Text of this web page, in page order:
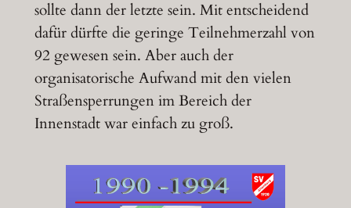
sollte dann der letzte sein. Mit entscheidend
dafür dürfte die geringe Teilnehmerzahl von
92 gewesen sein. Aber auch der
organisatorische Aufwand mit den vielen
Straßensperrungen im Bereich der
Innenstadt war einfach zu groß.